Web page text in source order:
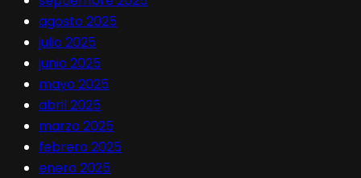
agosto 2025
julio 2025
junio 2025
mayo 2025
abril 2025
marzo 2025
febrero 2025
enero 2025